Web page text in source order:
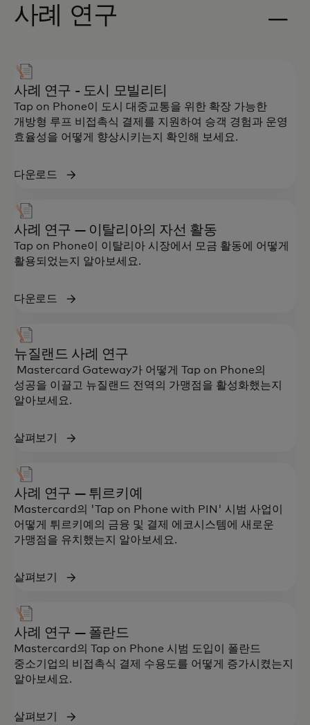
사례 연구
사례 연구 - 도시 모빌리티
Tap on Phone이 도시 대중교통을 위한 확장 가능한
개방형 루프 비접촉식 결제를 지원하여 승객 경험과 운영
효율성을 어떻게 향상시키는지 확인해 보세요.
다운로드
사례 연구 — 이탈리아의 자선 활동
Tap on Phone이 이탈리아 시장에서 모금 활동에 어떻게
활용되었는지 알아보세요.
다운로드
뉴질랜드 사례 연구
Mastercard Gateway가 어떻게 Tap on Phone의
성공을 이끌고 뉴질랜드 전역의 가맹점을 활성화했는지
알아보세요.
살펴보기
사례 연구 — 튀르키예
Mastercard의 'Tap on Phone with PIN' 시범 사업이
어떻게 튀르키예의 금융 및 결제 에코시스템에 새로운
가맹점을 유치했는지 알아보세요.
살펴보기
사례 연구 — 폴란드
Mastercard의 Tap on Phone 시범 도입이 폴란드
중소기업의 비접촉식 결제 수용도를 어떻게 증가시켰는지
알아보세요.
살펴보기